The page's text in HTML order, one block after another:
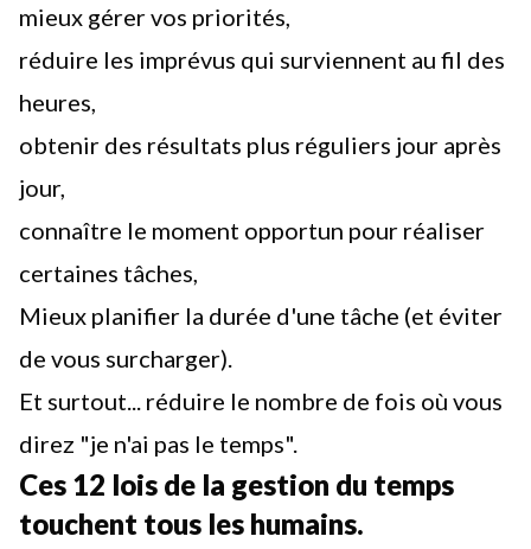
mieux gérer vos priorités,
réduire les imprévus qui surviennent au fil des
heures,
obtenir des résultats plus réguliers jour après
jour,
connaître le moment opportun pour réaliser
certaines tâches,
Mieux planifier la durée d'une tâche (et éviter
de vous surcharger).
Et surtout... réduire le nombre de fois où vous
direz "je n'ai pas le temps".
Ces 12 lois de la gestion du temps
touchent tous les humains.